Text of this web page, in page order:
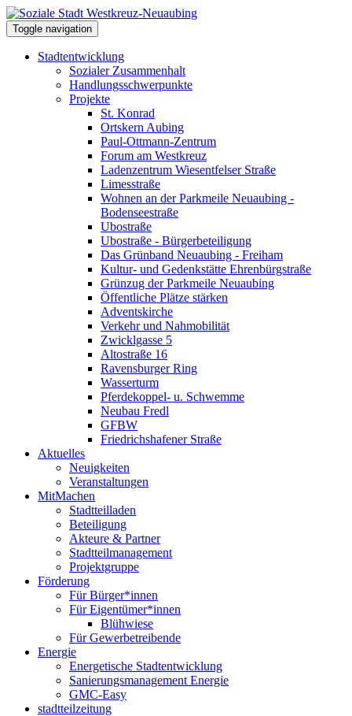
Toggle navigation
Stadtentwicklung
Sozialer Zusammenhalt
Handlungsschwerpunkte
Projekte
St. Konrad
Ortskern Aubing
Paul-Ottmann-Zentrum
Forum am Westkreuz
Ladenzentrum Wiesentfelser Straße
Limesstraße
Wohnen an der Parkmeile Neuaubing -
Bodenseestraße
Ubostraße
Ubostraße - Bürgerbeteiligung
Das Grünband Neuaubing - Freiham
Kultur- und Gedenkstätte Ehrenbürgstraße
Grünzug der Parkmeile Neuaubing
Öffentliche Plätze stärken
Adventskirche
Verkehr und Nahmobilität
Zwicklgasse 5
Altostraße 16
Ravensburger Ring
Wasserturm
Pferdekoppel- u. Schwemme
Neubau Fredl
GFBW
Friedrichshafener Straße
Aktuelles
Neuigkeiten
Veranstaltungen
MitMachen
Stadtteilladen
Beteiligung
Akteure & Partner
Stadtteilmanagement
Projektgruppe
Förderung
Für Bürger*innen
Für Eigentümer*innen
Blühwiese
Für Gewerbetreibende
Energie
Energetische Stadtentwicklung
Sanierungsmanagement Energie
GMC-Easy
stadtteilzeitung